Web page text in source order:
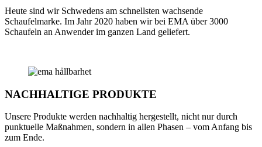
Heute sind wir Schwedens am schnellsten wachsende
Schaufelmarke. Im Jahr 2020 haben wir bei EMA über 3000
Schaufeln an Anwender im ganzen Land geliefert.
NACHHALTIGE PRODUKTE
Unsere Produkte werden nachhaltig hergestellt, nicht nur durch
punktuelle Maßnahmen, sondern in allen Phasen – vom Anfang bis
zum Ende.